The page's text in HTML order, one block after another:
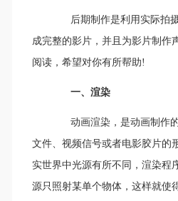
后期制作是利用实际拍摄
成完整的影片，并且为影片制作
阅读，希望对你有所帮助!
一、渲染
动画渲染，是动画制作的
文件、视频信号或者电影胶片的
实世界中光源有所不同，渲染程
源只照射某单个物体，这样就使